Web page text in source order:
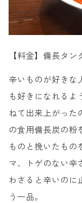
【料金】備長タ
辛いものが好きな
も好きになれるよ
ねて出来上がった
の食用備長炭の粉
ものと挽いたもの
マ、トゲのない辛
わさると辛いのに
う一品。